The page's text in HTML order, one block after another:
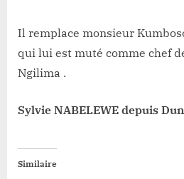
Il remplace monsieur
qui lui est muté comme chef
Ngilima .
Sylvie NABELEWE depuis
Similaire